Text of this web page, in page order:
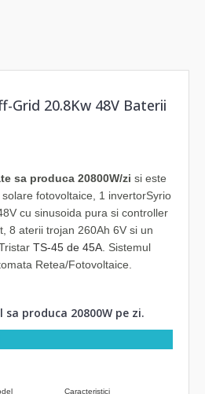
Grid 20.8Kw 48V Baterii
sa produca 20800W/zi si este
fotovoltaice, 1 invertorSyrio
cu sinusoida pura si controller
8 aterii trojan 260Ah 6V si un
TS-45 de 45A . Sistemul
Retea/Fotovoltaice.
produca 20800W pe zi.
Caracteristici